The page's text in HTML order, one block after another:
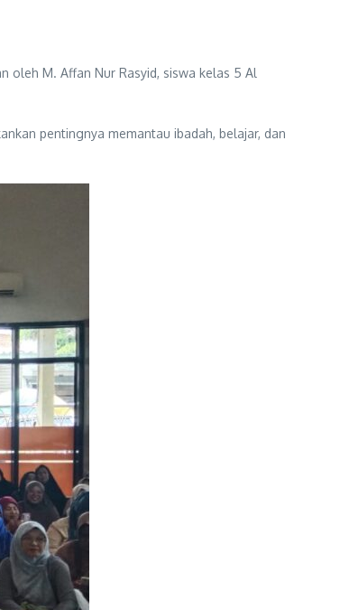
oleh M. Affan Nur Rasyid, siswa kelas 5 Al
pentingnya memantau ibadah, belajar, dan